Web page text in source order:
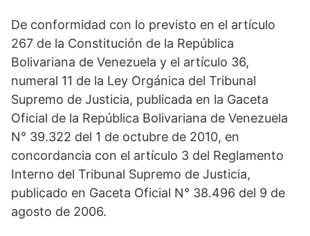
De conformidad con lo previsto en el artículo
267 de la Constitución de la República
Bolivariana de Venezuela y el artículo 36,
numeral 11 de la Ley Orgánica del Tribunal
Supremo de Justicia, publicada en la Gaceta
Oficial de la República Bolivariana de Venezuela
N° 39.322 del 1 de octubre de 2010, en
concordancia con el artículo 3 del Reglamento
Interno del Tribunal Supremo de Justicia,
publicado en Gaceta Oficial N° 38.496 del 9 de
agosto de 2006.